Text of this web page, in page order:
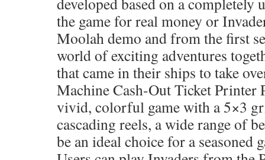
the game for real money or
Moolah demo and from the first
world of exciting adventures
that came in their ships to take
Machine Cash-Out Ticket Printer
vivid, colorful game with a 5×3
cascading reels, a wide range of
be an ideal choice for a seasoned